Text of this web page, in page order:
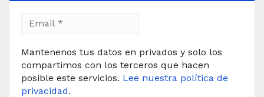
Mantenenos tus datos en privados y solo los
compartimos con los terceros que hacen
posible este servicios. Lee nuestra política de
privacidad.